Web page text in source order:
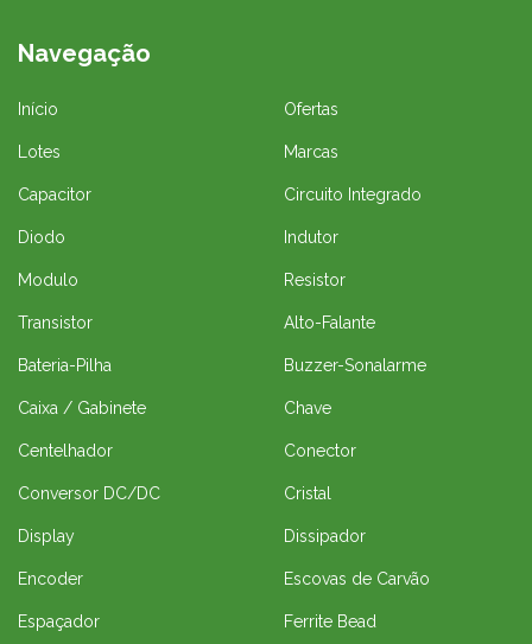
Navegação
Início Ofertas
Lotes Marcas
Capacitor Circuito Integrado
Diodo Indutor
Modulo Resistor
Transistor Alto-Falante
Bateria-Pilha Buzzer-Sonalarme
Caixa / Gabinete Chave
Centelhador Conector
Conversor DC/DC Cristal
Display Dissipador
Encoder Escovas de Carvão
Espaçador Ferrite Bead